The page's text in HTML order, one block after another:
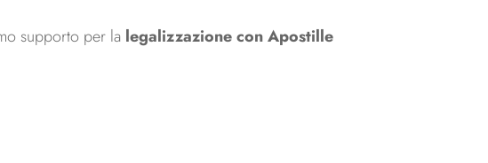
supporto per la legalizzazione con Apostille